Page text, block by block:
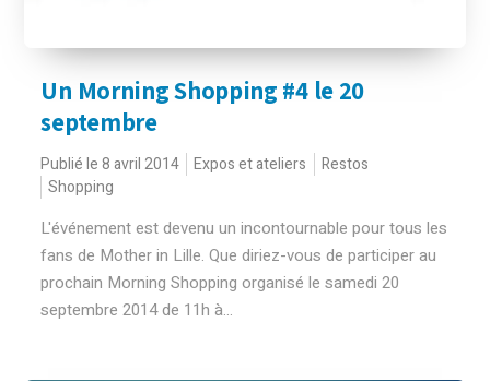
Un Morning Shopping #4 le 20
septembre
Publié le 8 avril 2014 Expos et ateliers
Restos
Shopping
L'événement est devenu un incontournable pour tous les
fans de Mother in Lille. Que diriez-vous de participer au
prochain Morning Shopping organisé le samedi 20
septembre 2014 de 11h à...